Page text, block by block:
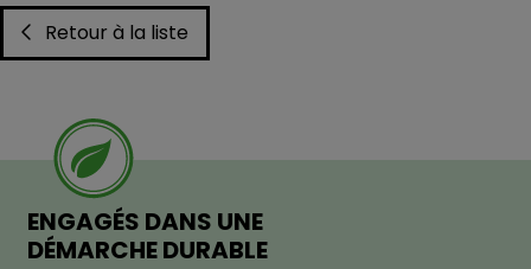
Retour à la liste
ENGAGÉS DANS UNE
DÉMARCHE DURABLE